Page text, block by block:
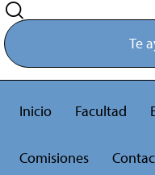
Te
Inicio Facultad
Comisiones